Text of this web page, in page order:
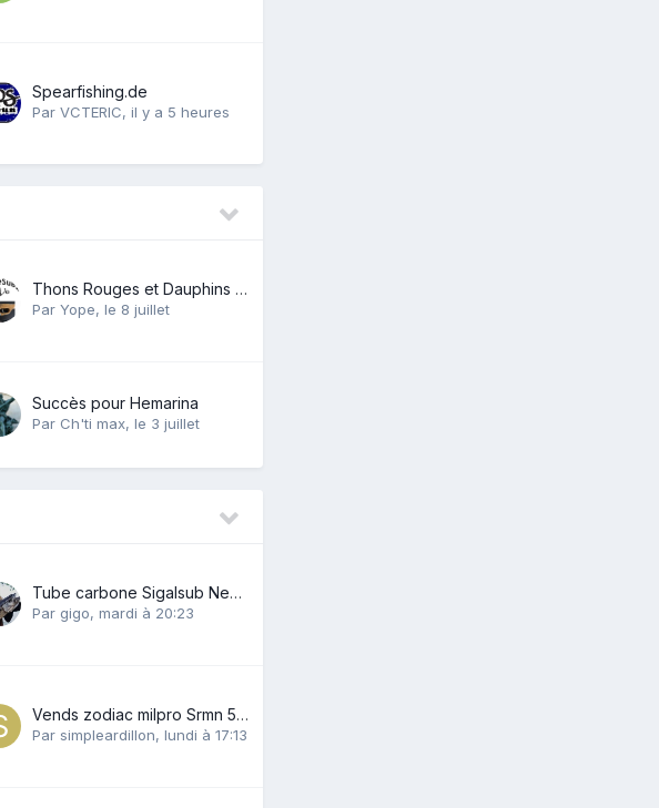
Spearfishing.de
Par VCTERIC, il y a 5 heures
Thons Rouges et Dauphins Communs
Par Yope, le 8 juillet
Succès pour Hemarina
Par Ch'ti max, le 3 juillet
Tube carbone Sigalsub Nemesis 136
Par gigo, mardi à 20:23
Vends zodiac milpro Srmn 500 + 50 cv injection
Par simpleardillon, lundi à 17:13